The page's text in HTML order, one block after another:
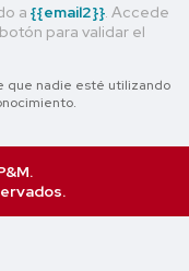
a {{email2}} . Accede
para validar el
que nadie esté utilizando